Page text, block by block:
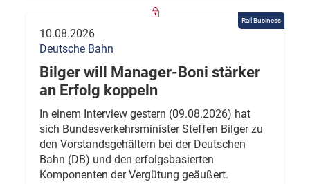
Rail Business
10.08.2026
Deutsche Bahn
Bilger will Manager-Boni stärker
an Erfolg koppeln
In einem Interview gestern (09.08.2026) hat
sich Bundesverkehrsminister Steffen Bilger zu
den Vorstandsgehältern bei der Deutschen
Bahn (DB) und den erfolgsbasierten
Komponenten der Vergütung geäußert.